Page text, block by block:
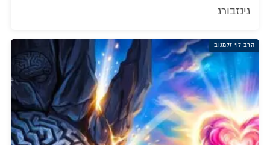
גינזבורג
הרב לוי זלמנוב